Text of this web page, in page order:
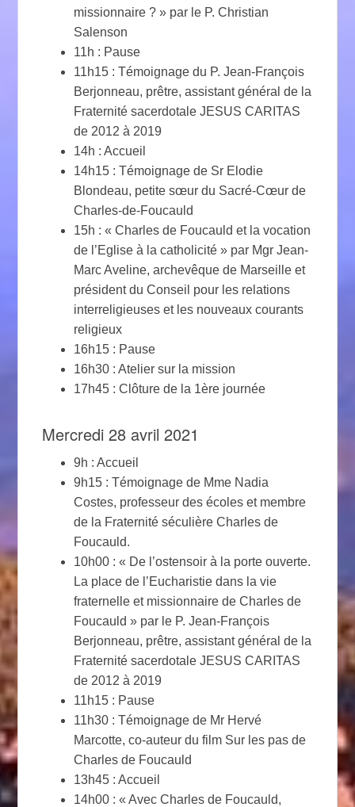
missionnaire ? » par le P. Christian
Salenson
11h : Pause
11h15 : Témoignage du P. Jean-François
Berjonneau, prêtre, assistant général de la
Fraternité sacerdotale JESUS CARITAS
de 2012 à 2019
14h : Accueil
14h15 : Témoignage de Sr Elodie
Blondeau, petite sœur du Sacré-Cœur de
Charles-de-Foucauld
15h : « Charles de Foucauld et la vocation
de l’Eglise à la catholicité » par Mgr Jean-
Marc Aveline, archevêque de Marseille et
président du Conseil pour les relations
interreligieuses et les nouveaux courants
religieux
16h15 : Pause
16h30 : Atelier sur la mission
17h45 : Clôture de la 1ère journée
Mercredi 28 avril 2021
9h : Accueil
9h15 : Témoignage de Mme Nadia
Costes, professeur des écoles et membre
de la Fraternité séculière Charles de
Foucauld.
10h00 : « De l’ostensoir à la porte ouverte.
La place de l’Eucharistie dans la vie
fraternelle et missionnaire de Charles de
Foucauld » par le P. Jean-François
Berjonneau, prêtre, assistant général de la
Fraternité sacerdotale JESUS CARITAS
de 2012 à 2019
11h15 : Pause
11h30 : Témoignage de Mr Hervé
Marcotte, co-auteur du film Sur les pas de
Charles de Foucauld
13h45 : Accueil
14h00 : « Avec Charles de Foucauld,